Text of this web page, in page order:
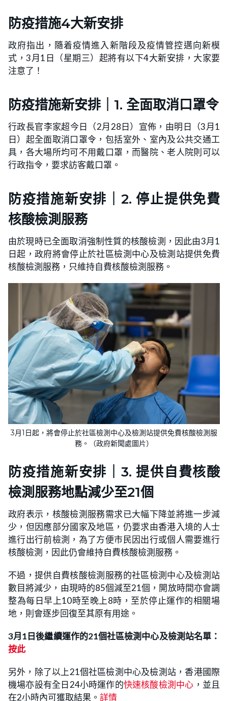
防疫措施4大新安排
政府指出，隨着疫情進入新階段及疫情管控邁向新模
式，3月1日（星期三）起將有以下4大新安排，大家要
注意了！
防疫措施新安排｜1. 全面取消口罩令
行政長官李家超今日（2月28日）宣佈，由明日（3月1
日）起全面取消口罩令，包括室外、室內及公共交通工
具，各大場所均可不用戴口罩，而醫院、老人院則可以
行政指令，要求訪客戴口罩。
防疫措施新安排｜2. 停止提供免費
核酸檢測服務
由於現時已全面取消強制性質的核酸檢測，因此由3月1
日起，政府將會停止於社區檢測中心及檢測站提供免費
核酸檢測服務，只維持自費核酸檢測服務。
3月1日起，將會停止於社區檢測中心及檢測站提供免費核酸檢測服
務。（政府新聞處圖片）
防疫措施新安排｜3. 提供自費核酸
檢測服務地點減少至21個
政府表示，核酸檢測服務需求已大幅下降並將進一步減
少，但因應部分國家及地區，仍要求由香港入境的人士
進行出行前檢測，為了方便市民因出行或個人需要進行
核酸檢測，因此仍會維持自費核酸檢測服務。
不過，提供自費核酸檢測服務的社區檢測中心及檢測站
數目將減少，由現時的85個減至21個，開放時間亦會調
整為每日早上10時至晚上8時，至於停止運作的相關場
地，則會逐步回復至其原有用途。
3月1日後繼續運作的21個社區檢測中心及檢測站名單：
按此
另外，除了以上21個社區檢測中心及檢測站，香港國際
機場亦設有全日24小時運作的快速核酸檢測中心 ，並且
在2小時內可獲取結果。 詳情